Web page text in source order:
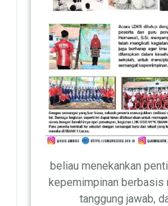
beliau menekankan
kepemimpinan berbasis
tanggung jawab,